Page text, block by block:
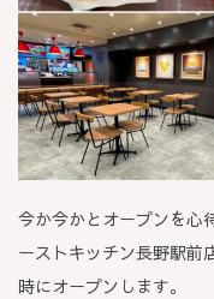
今か今かとオープンを心
ーストキッチン長野駅前
時にオープンします。